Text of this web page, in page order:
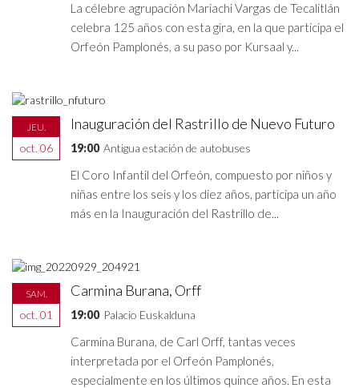
La célebre agrupación Mariachi Vargas de Tecalitlán
celebra 125 años con esta gira, en la que participa el
Orfeón Pamplonés, a su paso por Kursaal y...
JEU.
oct. 06
Inauguración del Rastrillo de Nuevo Futuro
19:00 Antigua estación de autobuses
El Coro Infantil del Orfeón, compuesto por niños y
niñas entre los seis y los diez años, participa un año
más en la Inauguración del Rastrillo de...
SAM.
oct. 01
Carmina Burana, Orff
19:00 Palacio Euskalduna
Carmina Burana, de Carl Orff, tantas veces
interpretada por el Orfeón Pamplonés,
especialmente en los últimos quince años. En esta